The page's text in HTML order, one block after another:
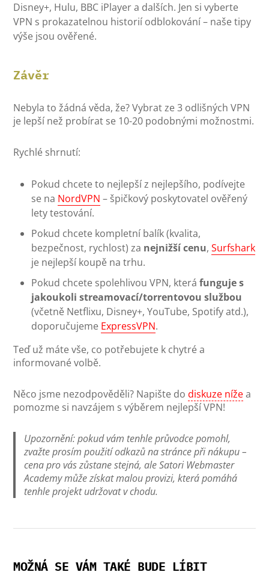
Disney+, Hulu, BBC iPlayer a dalších. Jen si vyberte
VPN s prokazatelnou historií odblokování – naše tipy
výše jsou ověřené.
Závěr
Nebyla to žádná věda, že? Vybrat ze 3 odlišných VPN
je lepší než probírat se 10-20 podobnými možnostmi.
Rychlé shrnutí:
Pokud chcete to nejlepší z nejlepšího, podívejte
se na NordVPN – špičkový poskytovatel ověřený
lety testování.
Pokud chcete kompletní balík (kvalita,
bezpečnost, rychlost) za nejnižší cenu,Surfshark
je nejlepší koupě na trhu.
Pokud chcete spolehlivou VPN, kteráfunguje s
jakoukoli streamovací/torrentovou službou
(včetně Netflixu, Disney+, YouTube, Spotify atd.),
doporučujeme ExpressVPN.
Teď už máte vše, co potřebujete k chytré a
informované volbě.
Něco jsme nezodpověděli? Napište dodiskuze nížea
pomozme si navzájem s výběrem nejlepší VPN!
Upozornění: pokud vám tenhle průvodce pomohl,
zvažte prosím použití odkazů na stránce při nákupu –
cena pro vás zůstane stejná, ale Satori Webmaster
Academy může získat malou provizi, která pomáhá
tenhle projekt udržovat v chodu.
MOŽNÁ SE VÁM TAKÉ BUDE LÍBIT